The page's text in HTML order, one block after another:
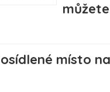
místo